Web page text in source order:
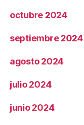
octubre 2024
septiembre 2024
agosto 2024
julio 2024
junio 2024